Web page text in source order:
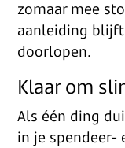
zomaar mee
aanleiding
doorlopen.
Klaar om
Als één ding
in je spendeer-